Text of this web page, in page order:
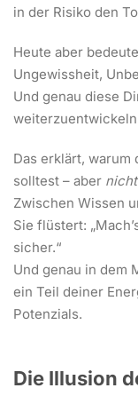
in der Risiko den
Heute aber
Ungewissheit,
Und genau diese
Das erklärt, warum
solltest – aber
Zwischen Wissen
Sie flüstert:
sicher.“
Und genau in dem
ein Teil deiner
Potenzials.
Die Illusion